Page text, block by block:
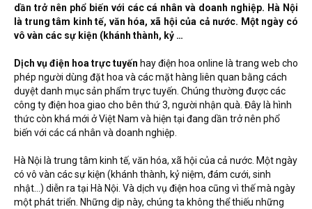
dần trở nên phổ biến với các cá nhân và doanh nghiệp. Hà Nội
là trung tâm kinh tế, văn hóa, xã hội của cả nước. Một ngày có
vô vàn các sự kiện (khánh thành, kỷ …
Dịch vụ điện hoa trực tuyến hay điện hoa online là trang web cho
phép người dùng đặt hoa và các mặt hàng liên quan bằng cách
duyệt danh mục sản phẩm trực tuyến. Chúng thường được các
công ty điện hoa giao cho bên thứ 3, người nhận quà. Đây là hình
thức còn khá mới ở Việt Nam và hiện tại đang dần trở nên phổ
biến với các cá nhân và doanh nghiệp.
Hà Nội là trung tâm kinh tế, văn hóa, xã hội của cả nước. Một ngày
có vô vàn các sự kiện (khánh thành, kỷ niệm, đám cưới, sinh
nhật…) diễn ra tại Hà Nội. Và dịch vụ điện hoa cũng vì thế mà ngày
một phát triển. Những dịp này, chúng ta không thể thiếu những
QUÀ TẾT 2026
HƯỚNG DẪN MUA HÀNG
DỊCH VỤ GỬI ĐIỆN HOA VỀ
PHƯƠNG THỨC THANH
TOÁN